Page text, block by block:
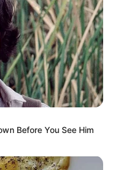
Before You See Him